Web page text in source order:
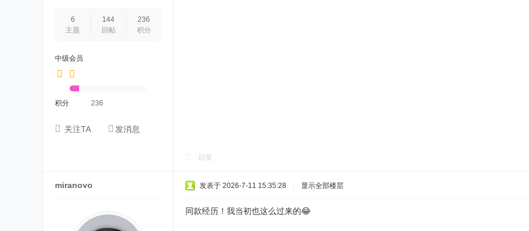
6
主题
144
回帖
236
积分
中级会员
积分 236
关注TA 发消息
回复
miranovo 发表于 2026-7-11 15:35:28 显示全部楼层
同款经历！我当初也这么过来的😂